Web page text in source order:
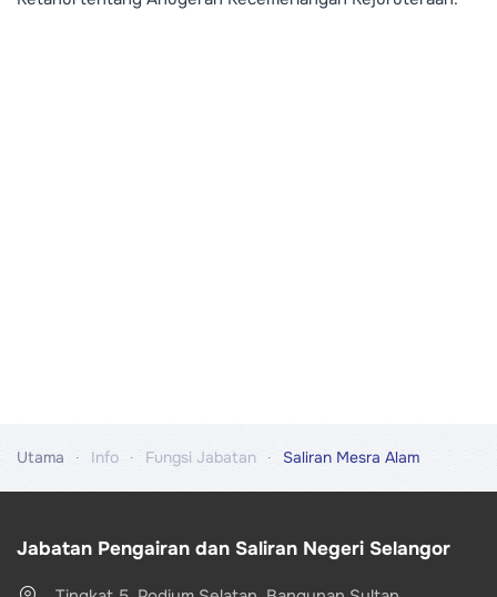
Utama Info Fungsi Jabatan Saliran Mesra Alam
Jabatan Pengairan dan Saliran Negeri Selangor